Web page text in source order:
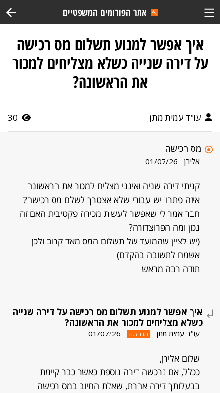
אתר הפורומים המשפטיים
איך אפשר למנוע תשלום מס רכישה
על דירה שנייה כשלא מצליחים למכור
את הראשונה?
עו"ד עמית מתן 30
מס רכישה
אלירן 01/07/26
קניתי דירה שניה ואינני מצליח למכור את הראשונה
איזה פתרון יש עבורי שלא אצטרך לשלם מס רכישה?
חבר אמר לי שאפשר לעשות מכירה פקטיבית האם זה
נכון ומה הפרוצדורה?
(יש לציין שהמועד של תשלום המס מאד קרוב ולכן
אשמח לתשובה בהקדם)
תודה רבה מראש
איך אפשר למנוע תשלום מס רכישה על דירה שנייה
כשלא מצליחים למכור את הראשונה?
עו"ד עמית מתן מנהל.ת 01/07/26
שלום אלירן,
ככלל, אם נרכשה דירה נוספת כאשר כבר קיימת
בבעלותך דירה אחרת, שאלת החיוב במס רכישה